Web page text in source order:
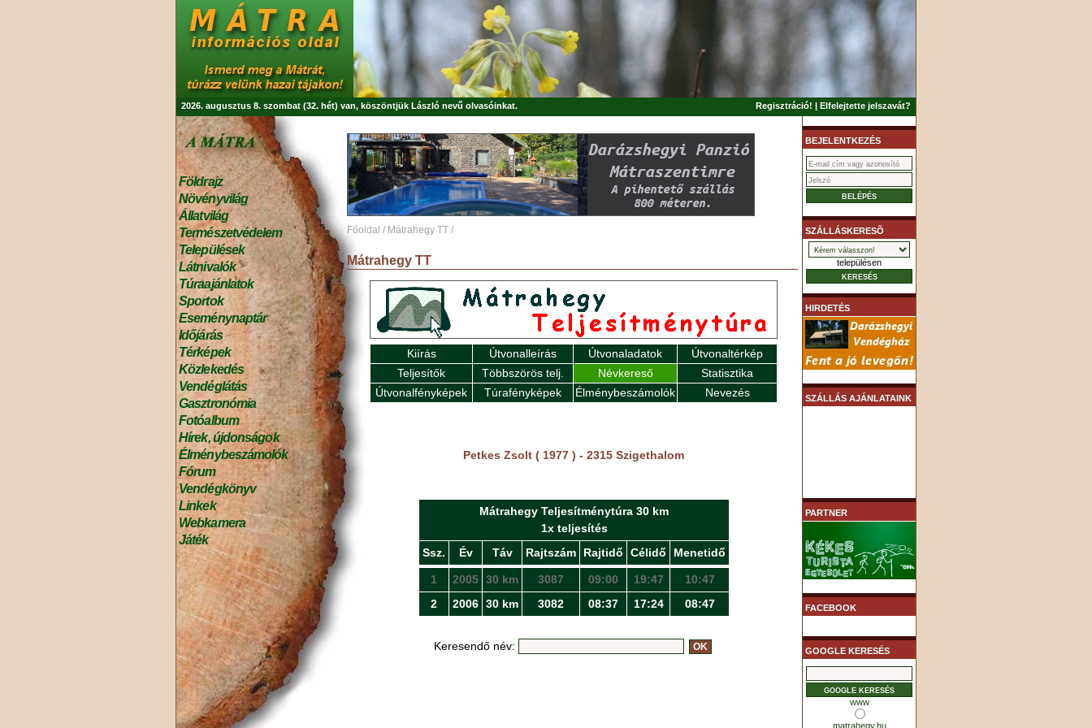
2026. augusztus 8. szombat (32. hét) van, köszöntjük László nevű olvasóinkat. Regisztráció! | Elfelejtette jelszavát?
Földrajz
Növényvilág
Állatvilág
Természetvédelem
Települések
Látnivalók
Túraajánlatok
Sportok
Eseménynaptár
Időjárás
Térképek
Közlekedés
Vendéglátás
Gasztronómia
Fotóalbum
Hírek, újdonságok
Élménybeszámolók
Fórum
Vendégkönyv
Linkek
Webkamera
Játék
Főoldal / Mátrahegy TT /
Mátrahegy TT
Kiírás Útvonalleírás Útvonaladatok
Útvonaltérkép
Teljesítők
Többszörös telj. Névkereső
Statisztika
Útvonalfényképek
Túrafényképek Élménybeszámolók Nevezés
Petkes Zsolt ( 1977 ) - 2315 Szigethalom
Mátrahegy Teljesítménytúra 30 km
1x teljesítés
Ssz.
Év Táv Rajtszám Rajtidő Célidő Menetidő
1 2005 30 km 3087 09:00 19:47
10:47
2
2006 30 km 3082 08:37 17:24 08:47
Keresendő név:
BEJELENTKEZÉS
SZÁLLÁSKERESÕ
településen
HIRDETÉS
SZÁLLÁS AJÁNLATAINK
PARTNER
FACEBOOK
GOOGLE KERESÉS
www
matrahegy.hu